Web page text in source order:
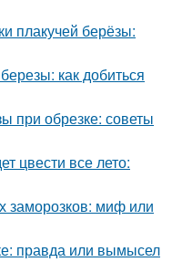
плакучей берёзы:
как добиться
при обрезке: советы
цвести все лето:
заморозков: миф или
правда или вымысел